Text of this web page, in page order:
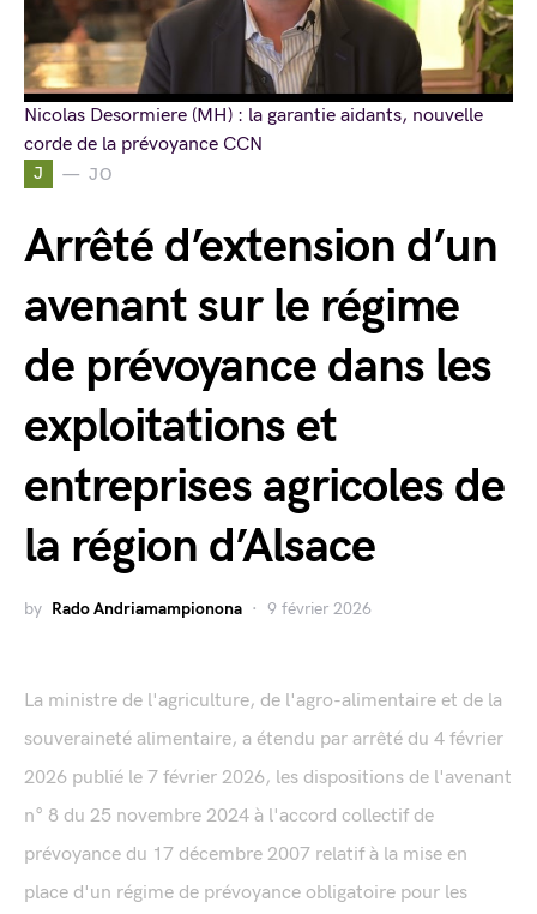
J JO
Arrêté d’extension d’un
avenant sur le régime
de prévoyance dans les
exploitations et
entreprises agricoles de
la région d’Alsace
by Rado Andriamampionona 9 février 2026
La ministre de l'agriculture, de l'agro-alimentaire et de la
souveraineté alimentaire, a étendu par arrêté du 4 février
2026 publié le 7 février 2026, les dispositions de l'avenant
n° 8 du 25 novembre 2024 à l'accord collectif de
prévoyance du 17 décembre 2007 relatif à la mise en
place d'un régime de prévoyance obligatoire pour les
Nicolas Desormiere (MH) : la garantie aidants, nouvelle
corde de la prévoyance CCN